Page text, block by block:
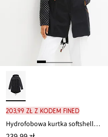
203,99 zł z kodem FINED
Hydrofobowa kurtka softshellowa